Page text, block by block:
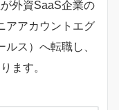
外資SaaS企業の
アアカウントエグ
ス）へ転職し、
ます。